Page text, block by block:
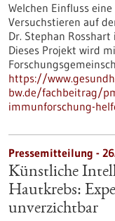
Welchen Einfluss
Versuchstieren auf
Dr. Stephan
Dieses Projekt wird
https://
bw.de/fachbeitrag/
immunforschung-
Pressemitteilung -
Künstliche
Hautkrebs:
unverzichtbar